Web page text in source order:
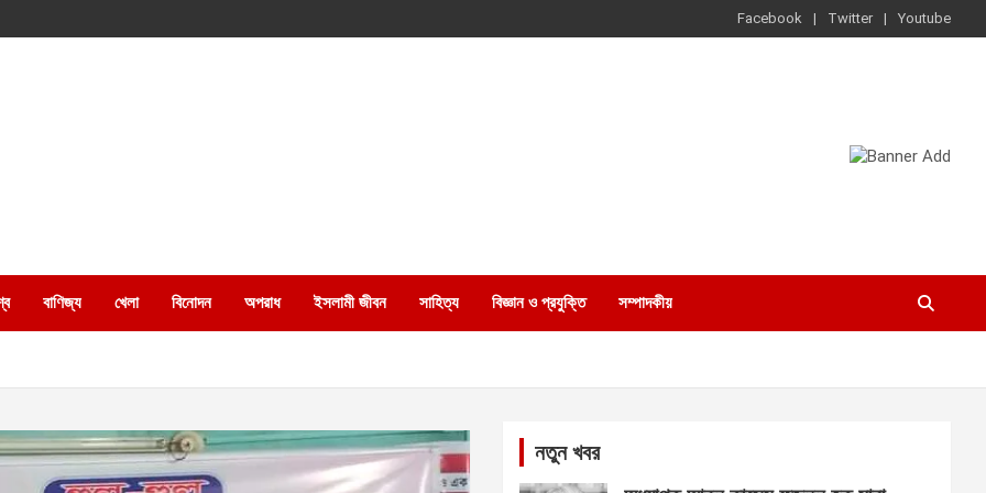
Facebook Twitter Youtube
বাণিজ্য খেলা বিনোদন অপরাধ ইসলামী জীবন সাহিত্য বিজ্ঞান ও প্রযুক্তি সম্পাদকীয়
নতুন খবর